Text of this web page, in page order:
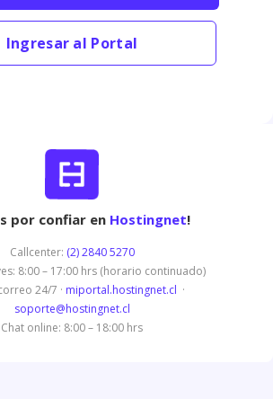
Ingresar al Portal
por confiar en Hostingnet!
Callcenter: (2) 2840 5270
8:00 – 17:00 hrs (horario continuado)
24/7 · miportal.hostingnet.cl ·
soporte@hostingnet.cl
Chat online: 8:00 – 18:00 hrs